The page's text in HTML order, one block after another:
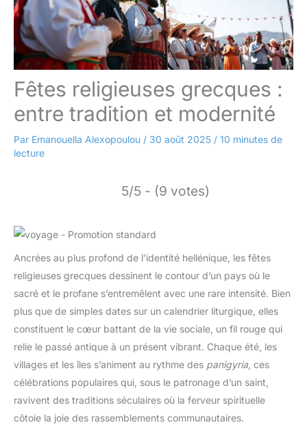
Fêtes religieuses grecques :
entre tradition et modernité
Par Emanouella Alexopoulou / 30 août 2025 / 10 minutes de
lecture
5/5 - (9 votes)
Ancrées au plus profond de l’identité hellénique, les fêtes
religieuses grecques dessinent le contour d’un pays où le
sacré et le profane s’entremêlent avec une rare intensité. Bien
plus que de simples dates sur un calendrier liturgique, elles
constituent le cœur battant de la vie sociale, un fil rouge qui
relie le passé antique à un présent vibrant. Chaque été, les
villages et les îles s’animent au rythme des panigyria, ces
célébrations populaires qui, sous le patronage d’un saint,
ravivent des traditions séculaires où la ferveur spirituelle
côtoie la joie des rassemblements communautaires.